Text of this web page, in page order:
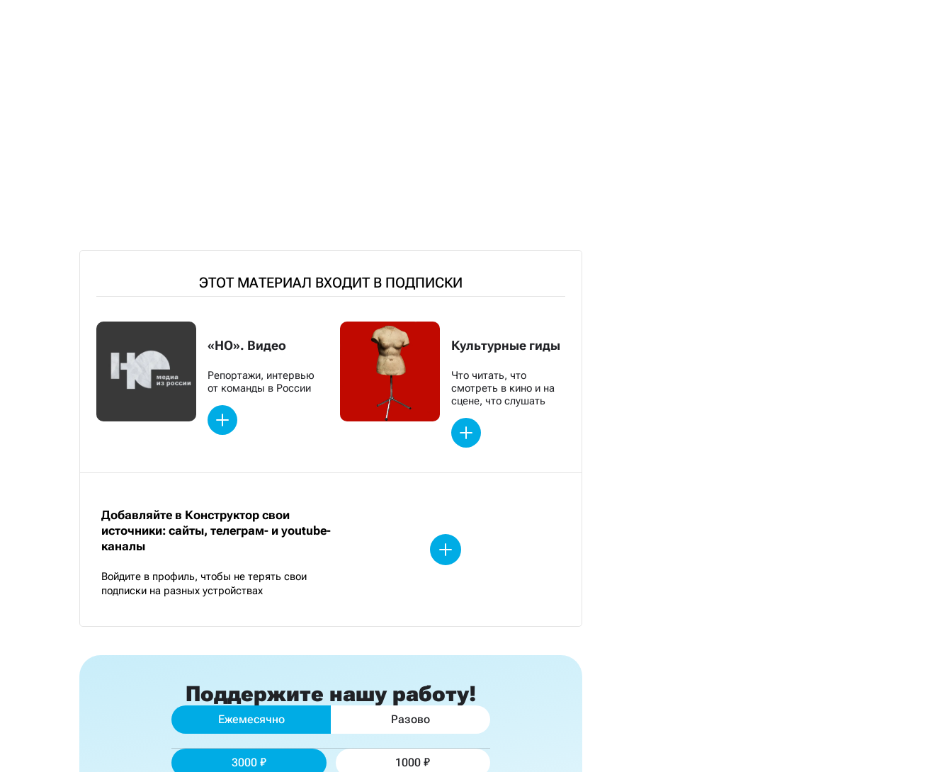
ЭТОТ МАТЕРИАЛ ВХОДИТ В ПОДПИСКИ
«НО». Видео
Репортажи, интервью
от команды в России
Культурные гиды
Что читать, что
смотреть в кино и на
сцене, что слушать
Добавляйте в Конструктор свои
источники: сайты, телеграм- и youtube-
каналы
Войдите в профиль, чтобы не терять свои
подписки на разных устройствах
Поддержите нашу работу!
Ежемесячно Разово
3000 1000